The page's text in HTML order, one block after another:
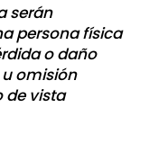
serán
persona física
o daño
omisión
de vista